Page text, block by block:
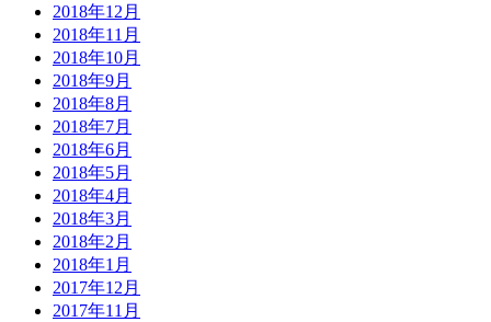
2018年12月
2018年11月
2018年10月
2018年9月
2018年8月
2018年7月
2018年6月
2018年5月
2018年4月
2018年3月
2018年2月
2018年1月
2017年12月
2017年11月